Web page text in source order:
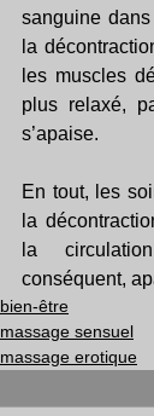
sanguine
la
les muscles
plus relaxé,
s’apaise.
En tout, les
la
la
conséquent,
bien-être
massage sensuel
massage erotique